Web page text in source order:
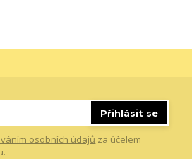
Přihlásit se
osobních údajů za účelem